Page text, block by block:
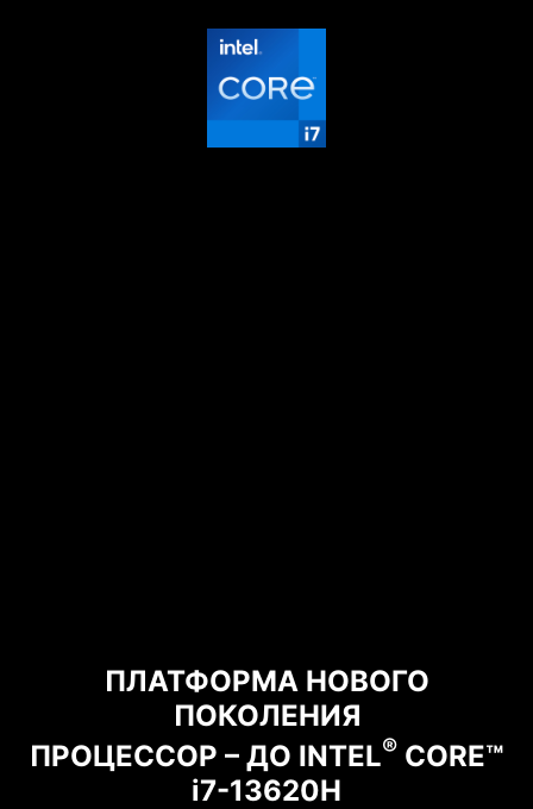
ПЛАТФОРМА НОВОГО
ПОКОЛЕНИЯ
ПРОЦЕССОР – ДО INTEL® CORE™
i7-13620H